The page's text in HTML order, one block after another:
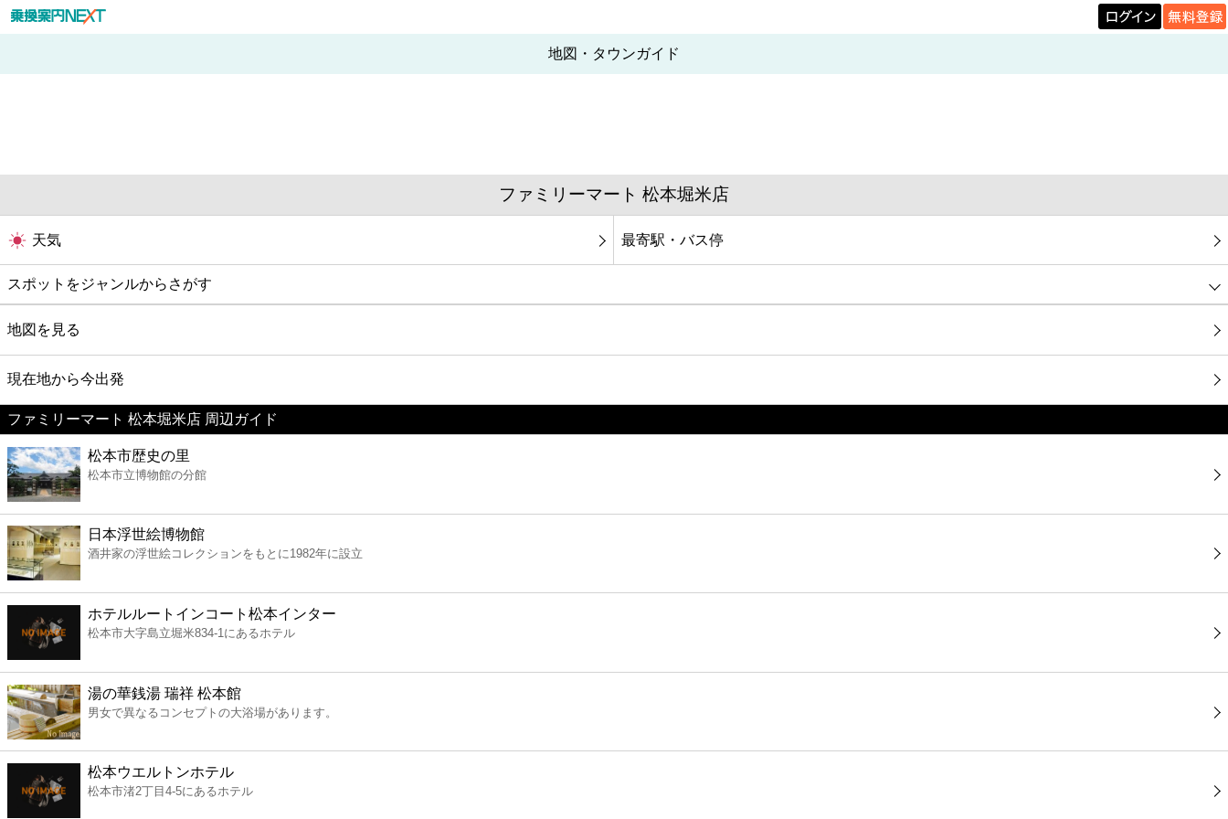
地図・タウンガイド
ファミリーマート 松本堀米店
天気 最寄駅・バス停
スポットをジャンルからさがす
グルメ
映画
美容
コンビニ
薬局
スーパー
エンタメ
レジャー
書店
ファミレス
地図を見る
現在地から今出発
ファミリーマート 松本堀米店 周辺ガイド
松本市歴史の里
松本市立博物館の分館
日本浮世絵博物館
酒井家の浮世絵コレクションをもとに1982年に設立
ホテルルートインコート松本インター
松本市大字島立堀米834-1にあるホテル
湯の華銭湯 瑞祥 松本館
男女で異なるコンセプトの大浴場があります。
松本ウエルトンホテル
松本市渚2丁目4-5にあるホテル